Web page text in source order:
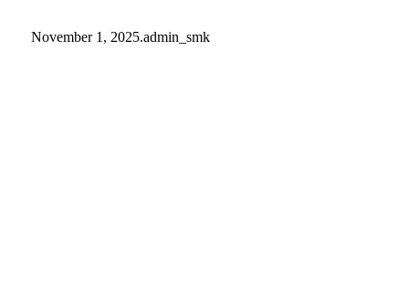
November 1, 2025.admin_smk